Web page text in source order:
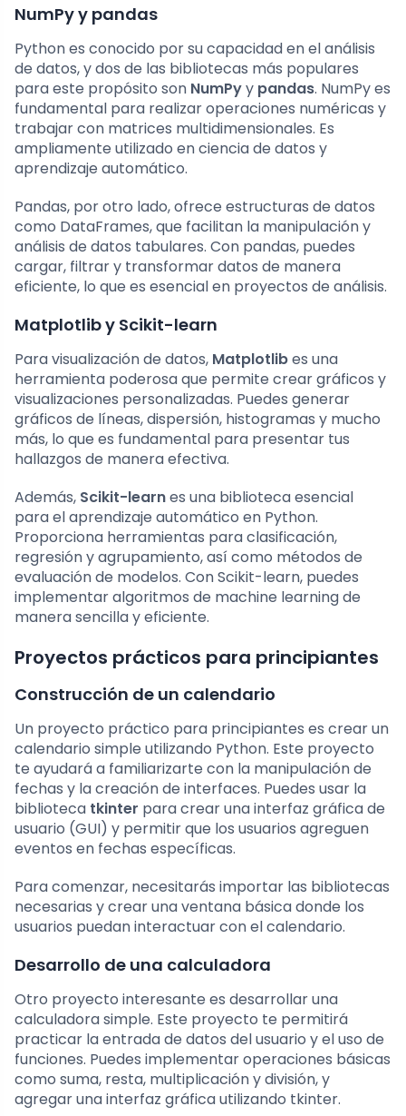
NumPy y pandas
Python es conocido por su capacidad en el análisis
de datos, y dos de las bibliotecas más populares
para este propósito son NumPyy pandas. NumPy es
fundamental para realizar operaciones numéricas y
trabajar con matrices multidimensionales. Es
ampliamente utilizado en ciencia de datos y
aprendizaje automático.
Pandas, por otro lado, ofrece estructuras de datos
como DataFrames, que facilitan la manipulación y
análisis de datos tabulares. Con pandas, puedes
cargar, filtrar y transformar datos de manera
eficiente, lo que es esencial en proyectos de análisis.
Matplotlib y Scikit-learn
Para visualización de datos, Matplotlibes una
herramienta poderosa que permite crear gráficos y
visualizaciones personalizadas. Puedes generar
gráficos de líneas, dispersión, histogramas y mucho
más, lo que es fundamental para presentar tus
hallazgos de manera efectiva.
Además, Scikit-learnes una biblioteca esencial
para el aprendizaje automático en Python.
Proporciona herramientas para clasificación,
regresión y agrupamiento, así como métodos de
evaluación de modelos. Con Scikit-learn, puedes
implementar algoritmos de machine learning de
manera sencilla y eficiente.
Proyectos prácticos para principiantes
Construcción de un calendario
Un proyecto práctico para principiantes es crear un
calendario simple utilizando Python. Este proyecto
te ayudará a familiarizarte con la manipulación de
fechas y la creación de interfaces. Puedes usar la
biblioteca tkinter para crear una interfaz gráfica de
usuario (GUI) y permitir que los usuarios agreguen
eventos en fechas específicas.
Para comenzar, necesitarás importar las bibliotecas
necesarias y crear una ventana básica donde los
usuarios puedan interactuar con el calendario.
Desarrollo de una calculadora
Otro proyecto interesante es desarrollar una
calculadora simple. Este proyecto te permitirá
practicar la entrada de datos del usuario y el uso de
funciones. Puedes implementar operaciones básicas
como suma, resta, multiplicación y división, y
agregar una interfaz gráfica utilizando tkinter.